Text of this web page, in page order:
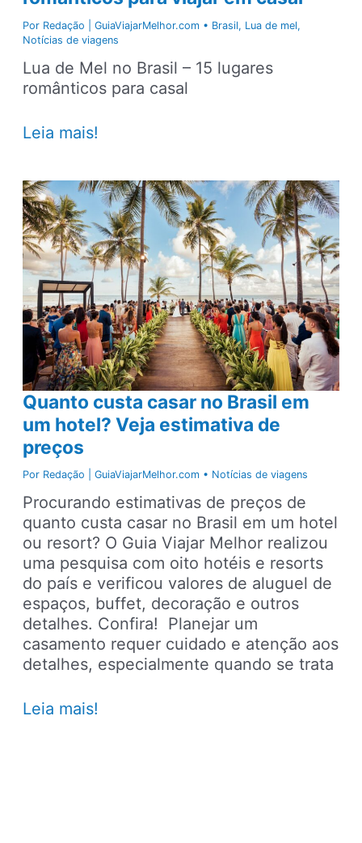
Por Redação | GuiaViajarMelhor.com • Brasil, Lua de mel,
Notícias de viagens
Lua de Mel no Brasil – 15 lugares
românticos para casal
Lua
no
Brasil:
15
destinos
românticos
para
viajar
em
casal
Leia mais!
Quanto custa casar no Brasil em
um hotel? Veja estimativa de
preços
Por Redação | GuiaViajarMelhor.com • Notícias de viagens
Procurando estimativas de preços de
quanto custa casar no Brasil em um hotel
ou resort? O Guia Viajar Melhor realizou
uma pesquisa com oito hotéis e resorts
do país e verificou valores de aluguel de
espaços, buffet, decoração e outros
detalhes. Confira! Planejar um
casamento requer cuidado e atenção aos
detalhes, especialmente quando se trata
Quanto
Leia mais!